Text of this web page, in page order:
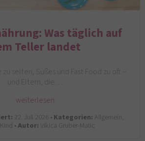
Was täglich auf
Teller landet
zu selten, Süßes und Fast Food zu oft –
und Eltern, die…
weiterlesen
22. Juli 2026 •Kategorien: Allgemein,
•Autor:Vikica Gruber-Matic